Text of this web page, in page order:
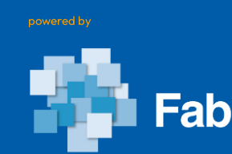
powered by